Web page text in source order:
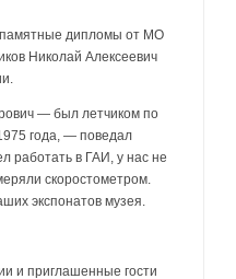
памятные дипломы от МО
Николай Алексеевич
— был летчиком по
года, — поведал
работать в ГАИ, у нас не
скоростометром.
экспонатов музея.
и приглашенные гости